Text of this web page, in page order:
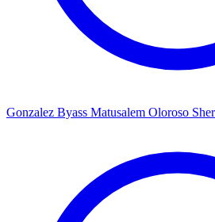
Gonzalez Byass Matusalem Oloroso